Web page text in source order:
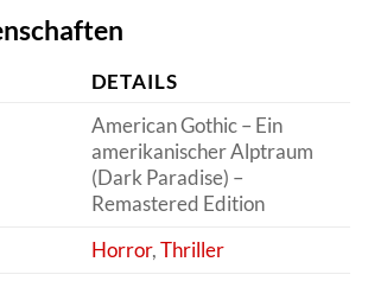
DETAILS
American Gothic – Ein
amerikanischer Alptraum
(Dark Paradise) –
Remastered Edition
Horror,Thriller